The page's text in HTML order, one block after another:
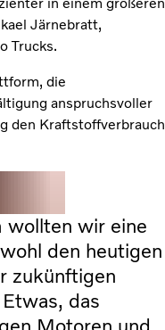
Järnebratt,
Trucks.
die
anspruchsvoller
den Kraftstoffverbrauch
wollten wir eine
den heutigen
zukünftigen
das